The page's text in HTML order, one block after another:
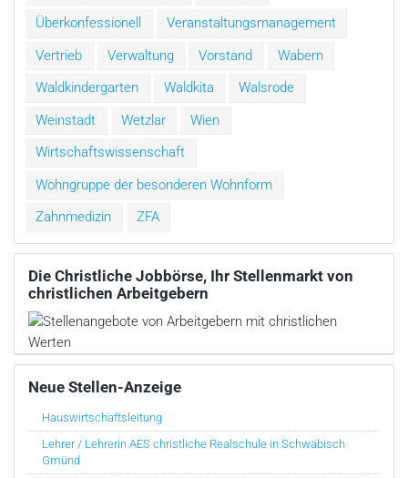
Überkonfessionell
Veranstaltungsmanagement
Vertrieb
Verwaltung Vorstand
Wabern
Waldkindergarten
Waldkita
Walsrode
Weinstadt
Wetzlar
Wien
Wirtschaftswissenschaft
Wohngruppe der besonderen Wohnform
Zahnmedizin
ZFA
Die Christliche Jobbörse, Ihr Stellenmarkt von
christlichen Arbeitgebern
Neue Stellen-Anzeige
Hauswirtschaftsleitung
Lehrer / Lehrerin AES christliche Realschule in Schwäbisch
Gmünd